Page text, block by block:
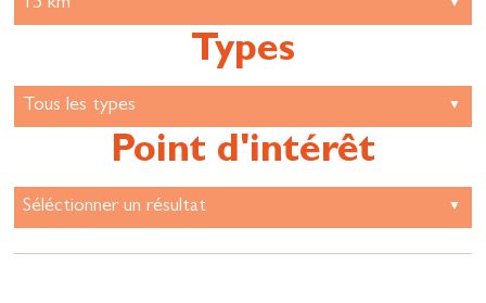
Types
Point d'intérêt